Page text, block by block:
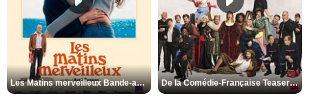
Les Matins merveilleux Bande-annonce VF De la Comédie-Française Teaser VF